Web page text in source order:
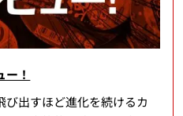
ー！
び出すほど進化を続けるカ